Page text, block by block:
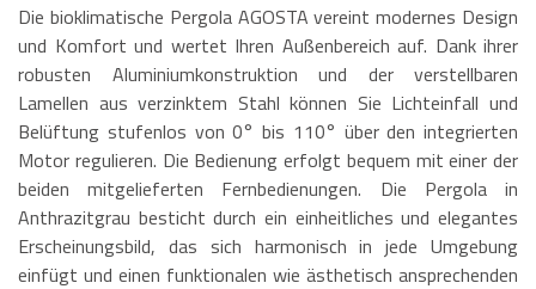
Die bioklimatische Pergola AGOSTA vereint modernes Design
und Komfort und wertet Ihren Außenbereich auf. Dank ihrer
robusten Aluminiumkonstruktion und der verstellbaren
Lamellen aus verzinktem Stahl können Sie Lichteinfall und
Belüftung stufenlos von 0° bis 110° über den integrierten
Motor regulieren. Die Bedienung erfolgt bequem mit einer der
beiden mitgelieferten Fernbedienungen. Die Pergola in
Anthrazitgrau besticht durch ein einheitliches und elegantes
Erscheinungsbild, das sich harmonisch in jede Umgebung
einfügt und einen funktionalen wie ästhetisch ansprechenden